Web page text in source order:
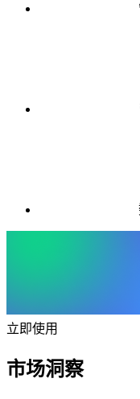
立即使用
市场洞察